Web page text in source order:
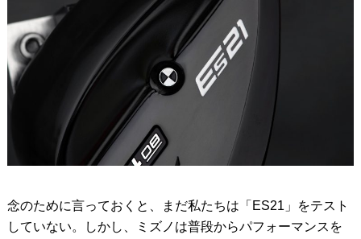
念のために言っておくと、まだ私たちは「ES21」をテスト
していない。しかし、ミズノは普段からパフォーマンスを